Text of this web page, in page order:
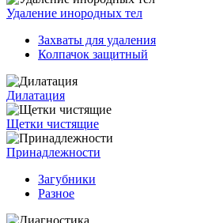
Удаление инородных тел
Захваты для удаления
Колпачок защитный
Дилатация
Щетки чистящие
Принадлежности
Загубники
Разное